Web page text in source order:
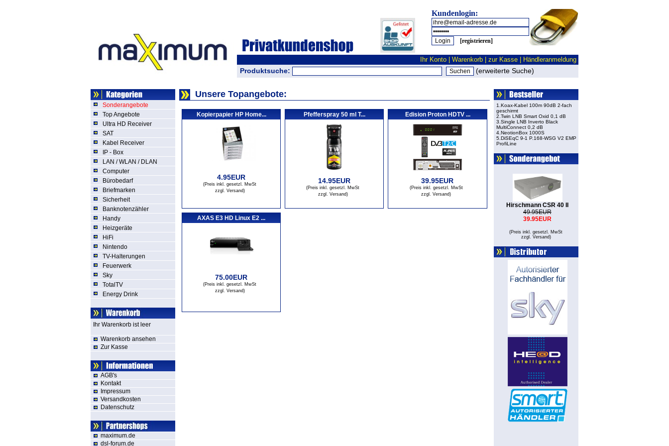
Kundenlogin:
[registrieren]
Ihr Konto Warenkorb zur Kasse Händleranmeldung
Produktsuche: (erweiterte Suche)
Sonderangebote
Top Angebote
Ultra HD Receiver
SAT
Kabel Receiver
IP - Box
LAN / WLAN / DLAN
Computer
Bürobedarf
Briefmarken
Sicherheit
Banknotenzähler
Handy
Heizgeräte
HiFi
Nintendo
TV-Halterungen
Feuerwerk
Sky
TotalTV
Energy Drink
Ihr Warenkorb ist leer
Warenkorb ansehen
Zur Kasse
AGB's
Kontakt
Impressum
Versandkosten
Datenschutz
maximum.de
dsl-forum.de
Unsere Topangebote:
Kopierpapier HP Home...
4.95EUR
(Preis inkl. gesetzl. MwSt
zzgl. Versand)
Pfefferspray 50 ml T...
14.95EUR
(Preis inkl. gesetzl. MwSt
zzgl. Versand)
Edision Proton HDTV ...
39.95EUR
(Preis inkl. gesetzl. MwSt
zzgl. Versand)
AXAS E3 HD Linux E2 ...
75.00EUR
(Preis inkl. gesetzl. MwSt
zzgl. Versand)
1.Koax-Kabel 100m 90dB 2-fach
geschirmt
2.Twin LNB Smart Oxid 0,1 dB
3.Single LNB Inverto Black
MultiConnect 0,2 dB
4.NeotionBox 1000S
5.DiSEqC 9-1 P.168-WSG V2 EMP
ProfiLine
Hirschmann CSR 40 II
49.95EUR
39.95EUR
(Preis inkl. gesetzl. MwSt
zzgl. Versand)